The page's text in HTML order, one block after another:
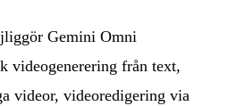
Gemini Omni
videogenerering från text,
videor, videoredigering via